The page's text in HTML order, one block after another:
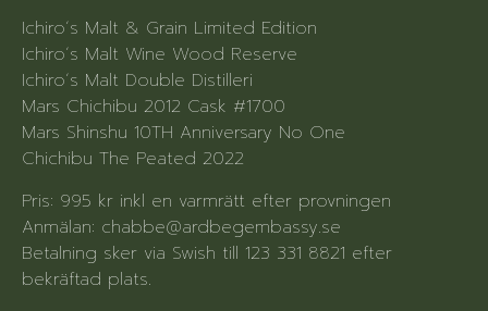
Ichiro´s Malt & Grain Limited Edition
Ichiro´s Malt Wine Wood Reserve
Ichiro´s Malt Double Distilleri
Mars Chichibu 2012 Cask #1700
Mars Shinshu 10TH Anniversary No One
Chichibu The Peated 2022
Pris: 995 kr inkl en varmrätt efter provningen
Anmälan: chabbe@ardbegembassy.se
Betalning sker via Swish till 123 331 8821 efter
bekräftad plats.